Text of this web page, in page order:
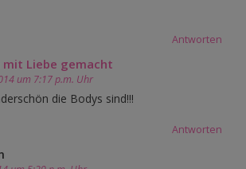
Antworten
mit Liebe gemacht
um 7:17 p.m. Uhr
die Bodys sind!!!
Antworten